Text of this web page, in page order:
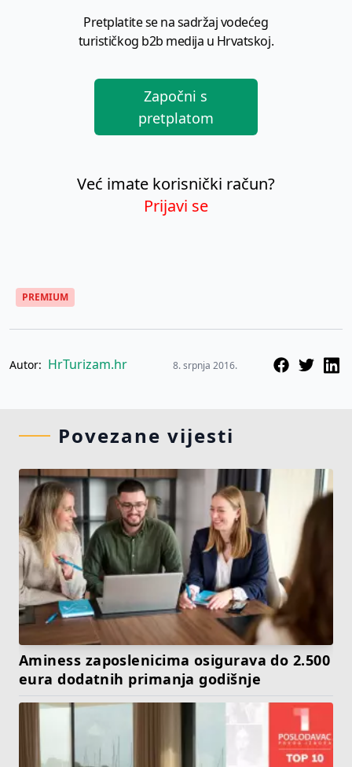
Pretplatite se na sadržaj vodećeg
turističkog b2b medija u Hrvatskoj.
Započni s
pretplatom
Već imate korisnički račun?
Prijavi se
PREMIUM
Autor: HrTurizam.hr 8. srpnja 2016.
Povezane vijesti
Aminess zaposlenicima osigurava do 2.500
eura dodatnih primanja godišnje